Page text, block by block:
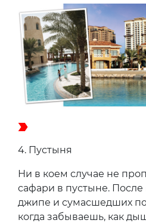
4. Пустыня
Ни в коем случае не
сафари в пустыне.
джипе и сумасшедших
когда забываешь, как